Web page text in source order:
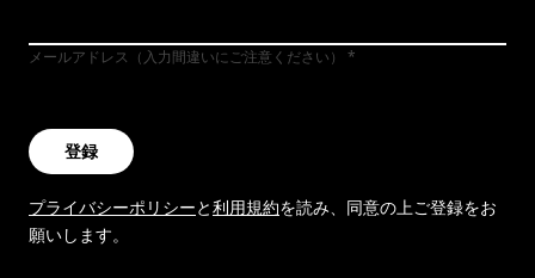
メールアドレス（入力間違いにご注意ください）
登録
プライバシーポリシーと利用規約を読み、同意の上ご登録をお
願いします。